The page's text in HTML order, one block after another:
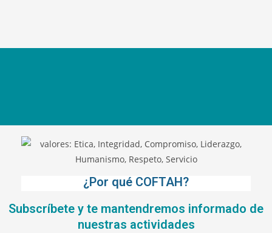
¿Por qué COFTAH?
Subscríbete y te mantendremos informado de
nuestras actividades